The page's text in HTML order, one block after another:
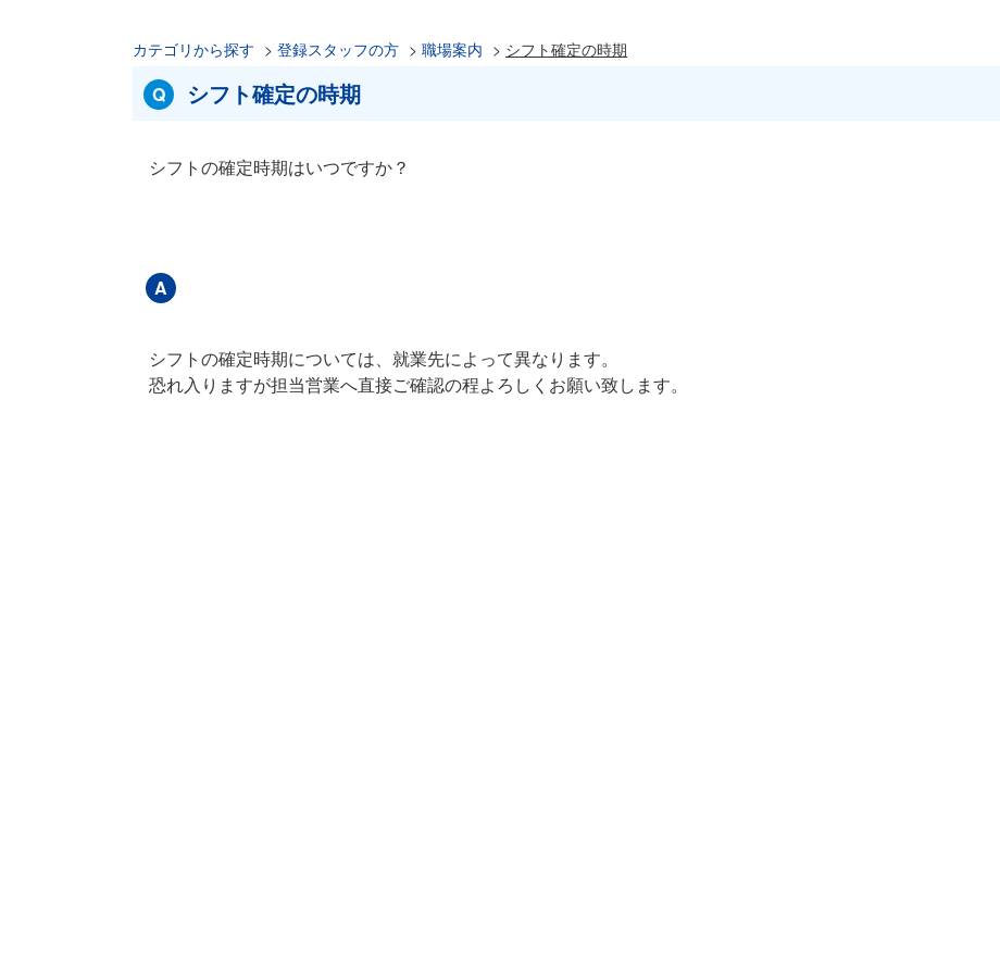
カテゴリから探す > 登録スタッフの方 > 職場案内 > シフト確定の時期
シフト確定の時期
シフトの確定時期はいつですか？
シフトの確定時期については、就業先によって異なります。
恐れ入りますが担当営業へ直接ご確認の程よろしくお願い致します。